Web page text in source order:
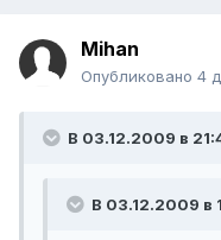
Mihan
Опубликовано 4
В 03.12.2009 в
В 03.12.2009 в